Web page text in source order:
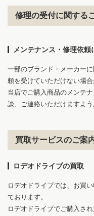
修理の受付に関する
メンテナンス・修理依頼
一部のブランド・メーカー
頼を受けていただけない場合
当店でご購入商品のメンテ
談、ご連絡いただけますよう
買取サービスのご案
ロデオドライブの買取
ロデオドライブでは、お買
ております。
ロデオドライブでご購入さ